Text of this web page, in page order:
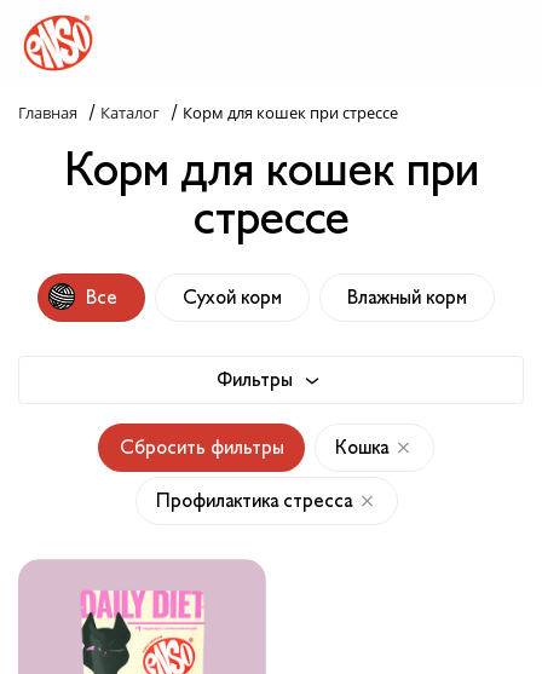
Каталог
Назад в лапки
Попробуй пойми!
Главная / Каталог / Корм для кошек при стрессе
Корм для кошек при
стрессе
Все Сухой корм Влажный корм
Фильтры
Сбросить фильтры Кошка
Профилактика стресса